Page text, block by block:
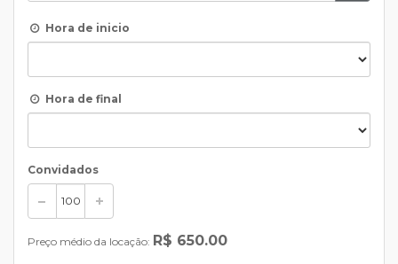
Hora de inicio
Hora de final
Convidados
Preço médio da locação: R$ 650.00